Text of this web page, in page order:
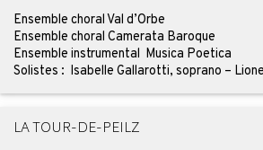
Ensemble choral Val d’Orbe
Ensemble choral Camerata Baroque
Ensemble instrumental Musica Poetica
Solistes : Isabelle Gallarotti, soprano –
LA TOUR-DE-PEILZ